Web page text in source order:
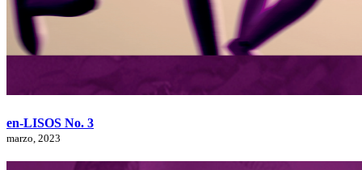
en-LISOS No. 3
marzo, 2023